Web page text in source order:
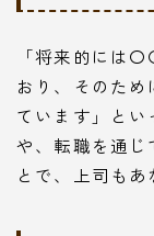
「将来的には
おり、そのた
ています」と
や、転職を通じ
とで、上司もあ